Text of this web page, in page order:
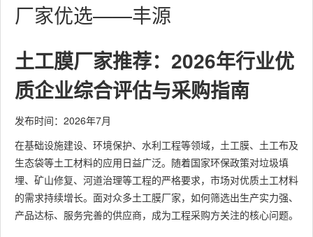
厂家优选——丰源
土工膜厂家推荐：2026年行业优
质企业综合评估与采购指南
发布时间：2026年7月
在基础设施建设、环境保护、水利工程等领域，土工膜、土工布及
生态袋等土工材料的应用日益广泛。随着国家环保政策对垃圾填
埋、矿山修复、河道治理等工程的严格要求，市场对优质土工材料
的需求持续增长。面对众多土工膜厂家，如何筛选出生产实力强、
产品达标、服务完善的供应商，成为工程采购方关注的核心问题。